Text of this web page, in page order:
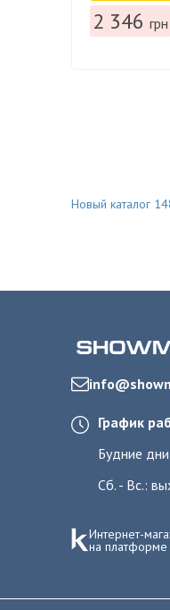
2 346 грн
Новый каталог
График
Будние
Сб. - Вс.:
Интернет-
на платформе